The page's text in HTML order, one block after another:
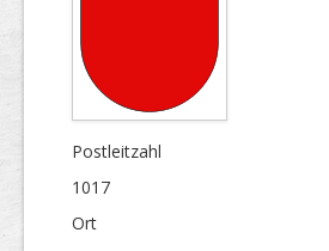
Postleitzahl
1017
Ort